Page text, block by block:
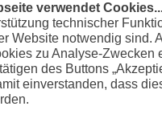
verwendet
technischer
Website notwendig sind.
zu Analyse-Zwecken
des Buttons
einverstanden, dass